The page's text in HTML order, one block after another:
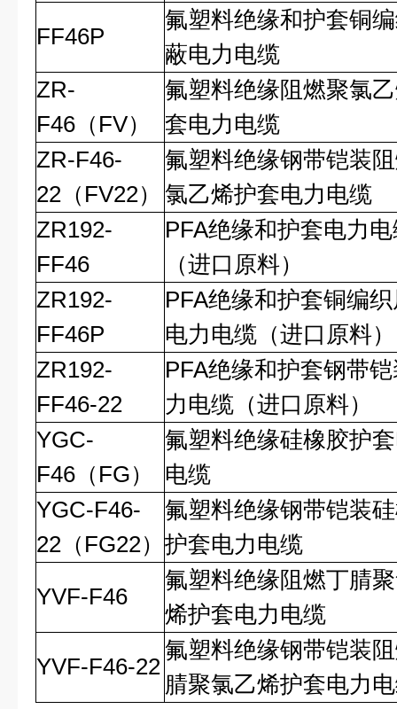
FF46P
氟塑料绝缘和护套铜
蔽电力电缆
ZR-
F46（FV）
氟塑料绝缘阻燃聚氯
套电力电缆
ZR-F46-
22（FV22）
氟塑料绝缘钢带铠装
氯乙烯护套电力电缆
ZR192-
FF46
PFA绝缘和护套电力
（进口原料）
ZR192-
FF46P
PFA绝缘和护套铜编
电力电缆（进口原料）
ZR192-
FF46-22
PFA绝缘和护套钢带
力电缆（进口原料）
YGC-
F46（FG）
氟塑料绝缘硅橡胶护
电缆
YGC-F46-
22（FG22）
氟塑料绝缘钢带铠装
护套电力电缆
YVF-F46
氟塑料绝缘阻燃丁腈
烯护套电力电缆
YVF-F46-22
氟塑料绝缘钢带铠装
腈聚氯乙烯护套电力